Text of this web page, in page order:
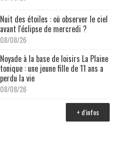
Nuit des étoiles : où observer le ciel
avant l'éclipse de mercredi ?
08/08/26
Noyade à la base de loisirs La Plaine
tonique : une jeune fille de 11 ans a
perdu la vie
08/08/26
+ d'infos